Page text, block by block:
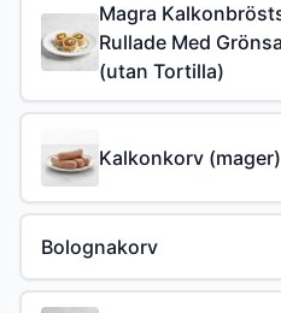
Magra
Rullade Med
(utan Tortilla)
Kalkonkorv (mager)
Bolognakorv